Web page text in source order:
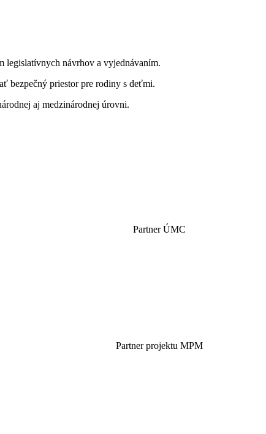
legislatívnych návrhov a vyjednávaním.
bezpečný priestor pre rodiny s deťmi.
aj medzinárodnej úrovni.
Partner ÚMC
Partner projektu MPM